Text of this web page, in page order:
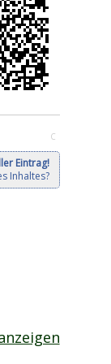
C
Eintrag!
Inhaltes?